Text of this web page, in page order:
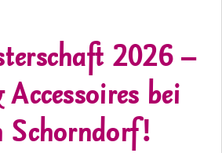
2026 –
bei
Schorndorf!